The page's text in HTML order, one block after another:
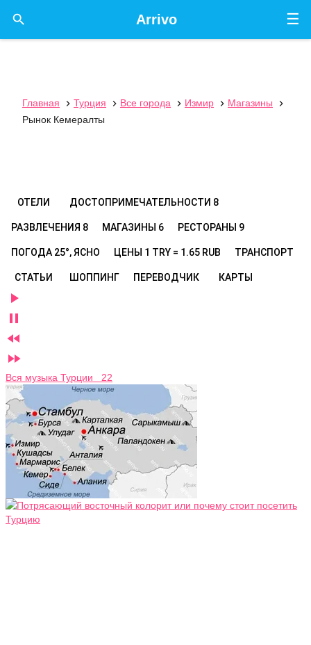
☰
Arrivo

Главная  Турция  Все города  Измир  Магазины

Рынок Кемералты
ОТЕЛИ ДОСТОПРИМЕЧАТЕЛЬНОСТИ 8
РАЗВЛЕЧЕНИЯ 8 МАГАЗИНЫ 6 РЕСТОРАНЫ 9
ПОГОДА 25°, ЯСНО ЦЕНЫ 1 TRY = 1.65 RUB ТРАНСПОРТ
СТАТЬИ ШОППИНГ ПЕРЕВОДЧИК КАРТЫ




Вся музыка Турции 22